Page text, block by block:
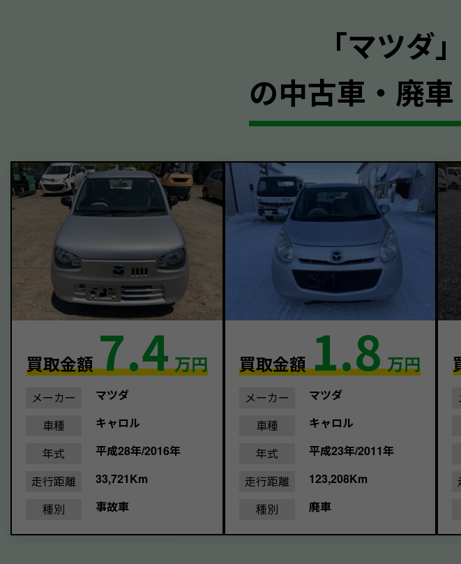
｢マツダ
の中古車・廃
買取金額7.4 万円
メーカー
マツダ
車種
キャロル
年式
平成28年/2016年
走行距離
33,721Km
種別
事故車
買取金額1.8 万円
メーカー
マツダ
車種
キャロル
年式
平成23年/2011年
走行距離
123,208Km
種別
廃車